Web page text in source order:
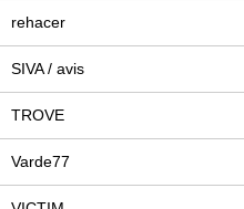
rehacer
SIVA / avis
TROVE
Varde77